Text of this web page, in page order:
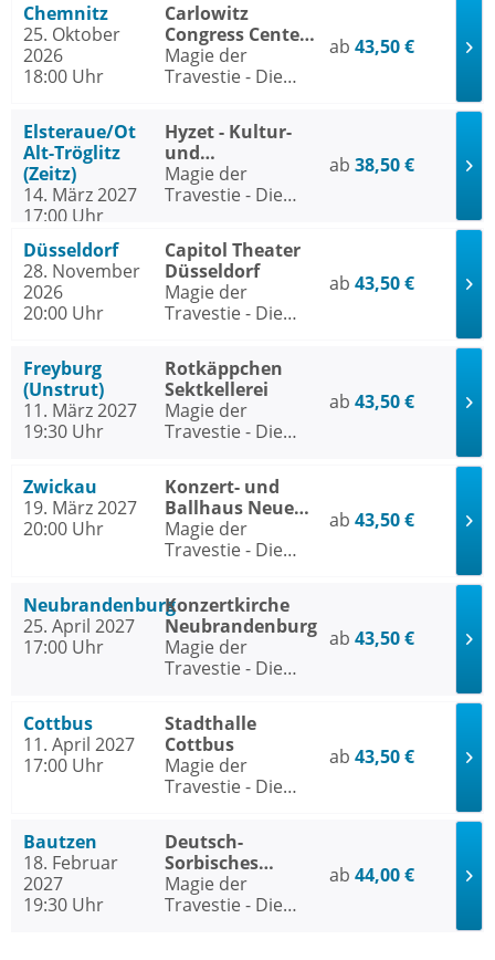
Chemnitz
25. Oktober
2026
18:00 Uhr
Carlowitz
Congress Center
/ Carlowitz-Saal
Chemnitz
Magie der
Travestie - Die
ab 43,50 €
Elsteraue/Ot
Alt-Tröglitz
(Zeitz)
14. März 2027
17:00 Uhr
Hyzet - Kultur-
und
Kongresszentrum
Elsteraue/Ot Alt-
Magie der
Travestie - Die
ab 38,50 €
Düsseldorf
28. November
2026
20:00 Uhr
Capitol Theater
Düsseldorf
Magie der
Travestie - Die
ab 43,50 €
Freyburg
(Unstrut)
11. März 2027
19:30 Uhr
Rotkäppchen
Sektkellerei
Magie der
Travestie - Die
ab 43,50 €
Zwickau
19. März 2027
20:00 Uhr
Konzert- und
Ballhaus Neue
Welt Zwickau
Magie der
Travestie - Die
ab 43,50 €
Neubrandenburg
25. April 2027
17:00 Uhr
Konzertkirche
Neubrandenburg
Magie der
Travestie - Die
ab 43,50 €
Cottbus
11. April 2027
17:00 Uhr
Stadthalle
Cottbus
Magie der
Travestie - Die
ab 43,50 €
Bautzen
18. Februar
2027
19:30 Uhr
Deutsch-
Sorbisches
Volkstheater
Bautzen
Magie der
Travestie - Die
ab 44,00 €